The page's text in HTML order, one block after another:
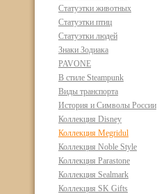
Статуэтки животных
Статуэтки птиц
Статуэтки людей
Знаки Зодиака
PAVONE
В стиле Steampunk
Виды транспорта
История и Символы России
Коллекция Disney
Коллекция Megridul
Коллекция Noble Style
Коллекция Parastone
Коллекция Sealmark
Коллекция SK Gifts